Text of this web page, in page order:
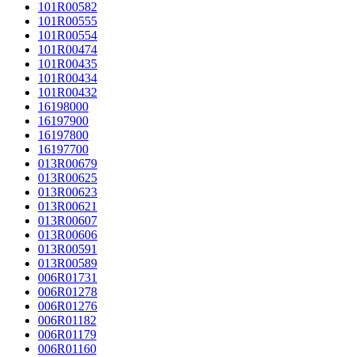
101R00582
101R00555
101R00554
101R00474
101R00435
101R00434
101R00432
16198000
16197900
16197800
16197700
013R00679
013R00625
013R00623
013R00621
013R00607
013R00606
013R00591
013R00589
006R01731
006R01278
006R01276
006R01182
006R01179
006R01160